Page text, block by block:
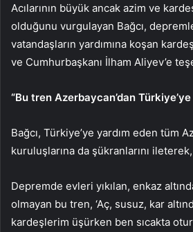
Acılarının büyük ancak azim ve
olduğunu vurgulayan Bağcı,
vatandaşların yardımına koşan
ve Cumhurbaşkanı İlham Aliyev’e
“Bu tren Azerbaycan’dan
Bağcı, Türkiye’ye yardım eden tüm
kuruluşlarına da şükranlarını
Depremde evleri yıkılan, enkaz
olmayan bu tren, ‘Aç, susuz, kar
kardeşlerim üşürken ben sıcakta